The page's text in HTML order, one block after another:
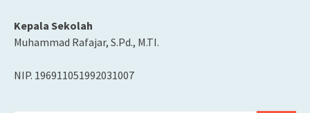
Kepala Sekolah
Muhammad Rafajar, S.Pd., M.TI.
NIP. 196911051992031007